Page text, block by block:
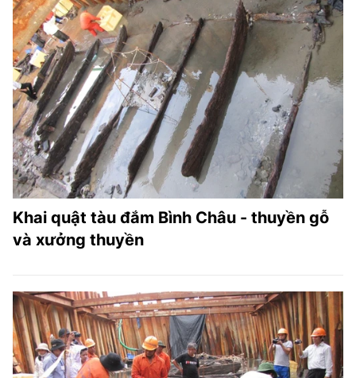
Khai quật tàu đắm Bình Châu - thuyền gỗ
và xưởng thuyền